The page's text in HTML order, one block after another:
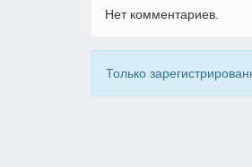
Нет комментариев.
Только